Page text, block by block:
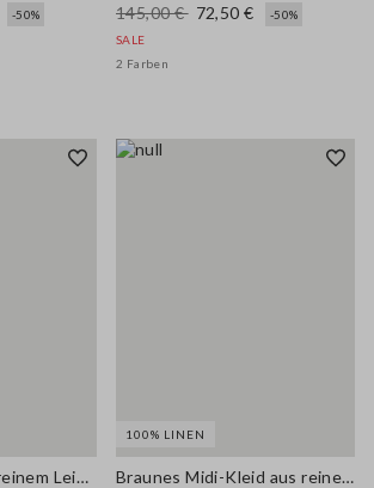
-50%
145,00 € 72,50 €
-50%
SALE
2 Farben
Blaue Shorts aus reinem Leinen, Regular Fit
100% LINEN
Braunes Midi-Kleid aus reinem Leinen mit feinen Trägern